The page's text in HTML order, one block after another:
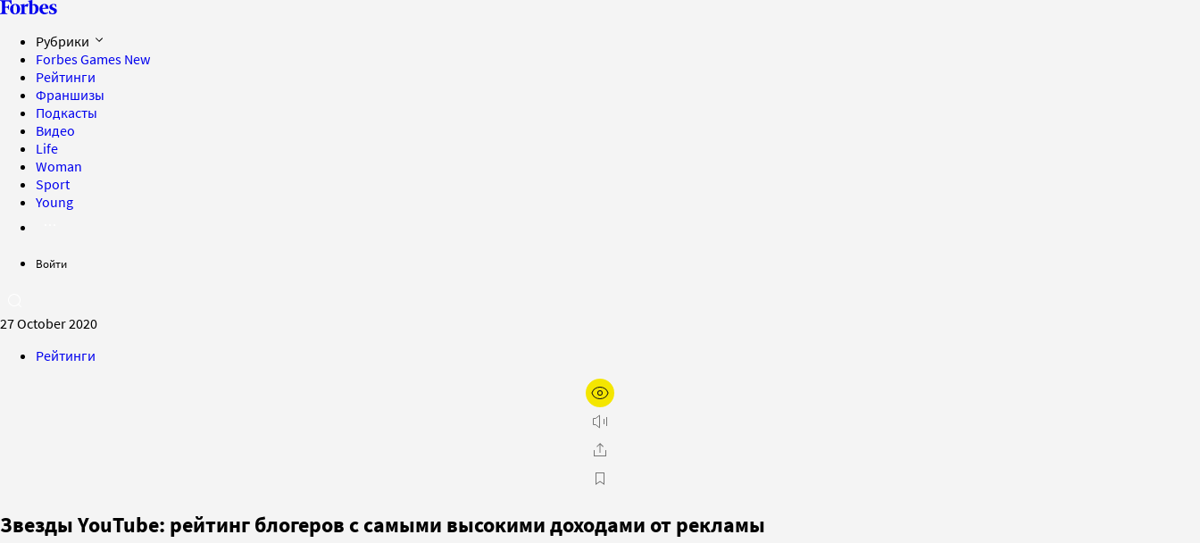
Рубрики
Forbes Games New
Рейтинги
Франшизы
Подкасты
Видео
Life
Woman
Sport
Young
Войти
27 October 2020
Рейтинги
Звезды YouTube: рейтинг блогеров с самыми высокими доходами от рекламы